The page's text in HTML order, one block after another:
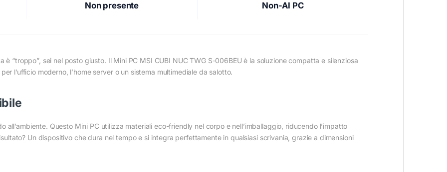
Non presente Non-AI PC
è “troppo”, sei nel posto giusto. Il Mini PC MSI CUBI NUC TWG S-006BEU è la soluzione compatta e silenziosa
l’ufficio moderno, l’home server o un sistema multimediale da salotto.
all’ambiente. Questo Mini PC utilizza materiali eco-friendly nel corpo e nell’imballaggio, riducendo l’impatto
Un dispositivo che dura nel tempo e si integra perfettamente in qualsiasi scrivania, grazie a dimensioni